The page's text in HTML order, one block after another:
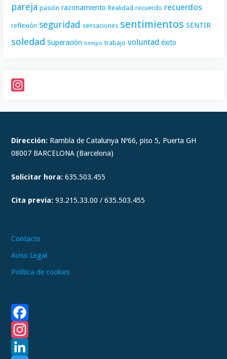
pareja pasión razonamiento Realidad recuerdo recuerdos
reflexión seguridad sensaciones sentimientos SENTIR
soledad Superación tiempo trabajo voluntad éxito
n
t
a
r
m
Dirección: Rambla de Catalunya Nº66, piso 5, Puerta GH
08007 BARCELONA (Barcelona)
Solicitar hora: 635.503.455
Cita previa: 93.215.33.00 / 635.503.455
Contacto
Aviso Legal
Política de cookies
F
a